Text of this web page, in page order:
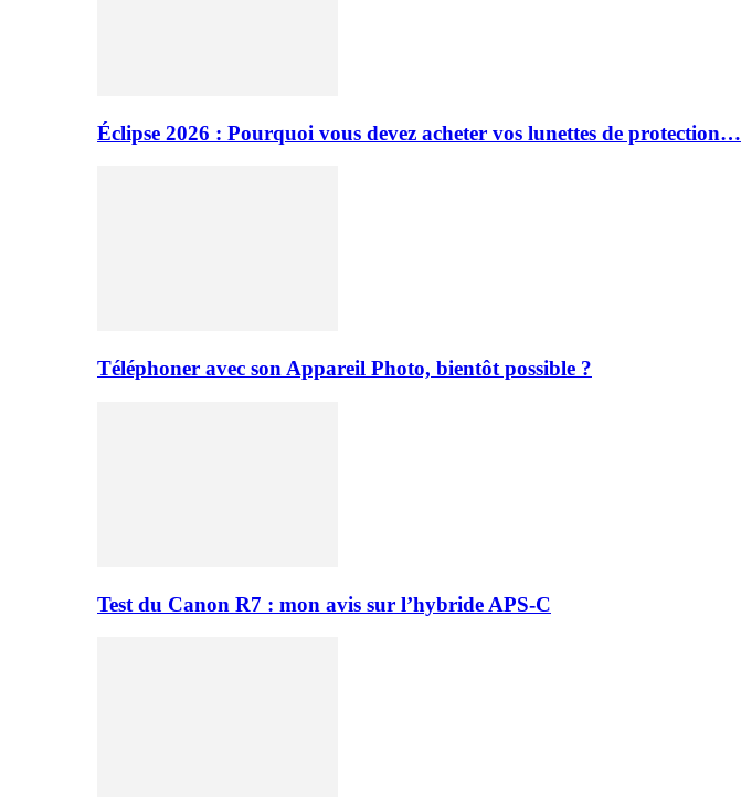
Éclipse 2026 : Pourquoi vous devez acheter vos lunettes de protection…
Téléphoner avec son Appareil Photo, bientôt possible ?
Test du Canon R7 : mon avis sur l’hybride APS-C